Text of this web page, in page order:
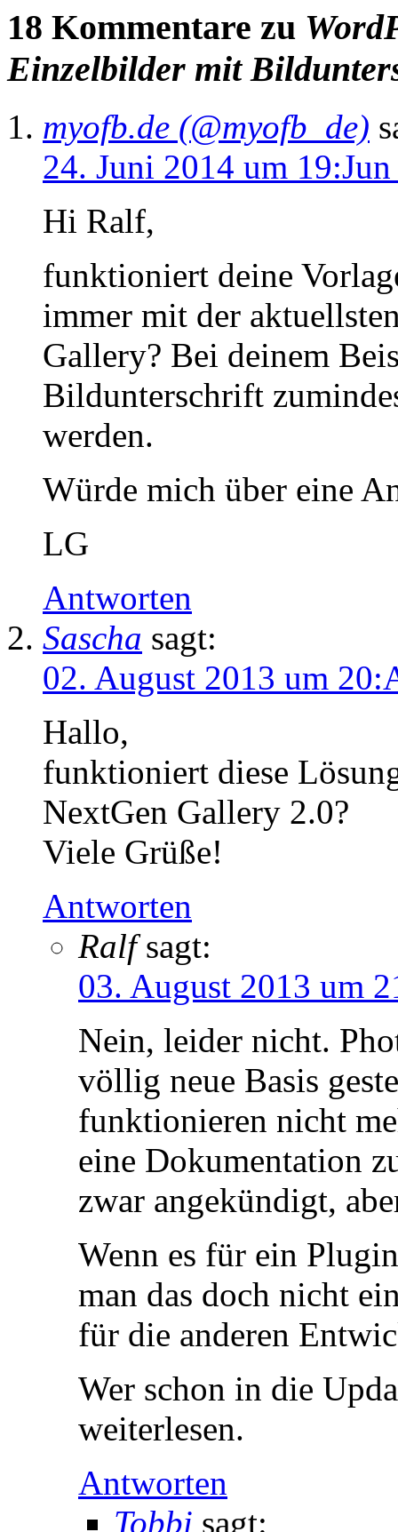
18 Kommentare zu
Einzelbilder mit
myofb.de (@myofb_de)
24. Juni 2014 um
Hi Ralf,
funktioniert deine
immer mit der
Gallery? Bei deinem
Bildunterschrift
werden.
Würde mich über eine
LG
Antworten
Sascha sagt:
02. August 2013 um
Hallo,
funktioniert diese
NextGen Gallery 2.0?
Viele Grüße!
Antworten
Ralf sagt:
03. August 2013 um
Nein, leider nicht.
völlig neue Basis
funktionieren nicht
eine Dokumentation
zwar angekündigt,
Wenn es für ein
man das doch nicht
für die anderen
Wer schon in die
weiterlesen.
Antworten
Tobbi sagt: